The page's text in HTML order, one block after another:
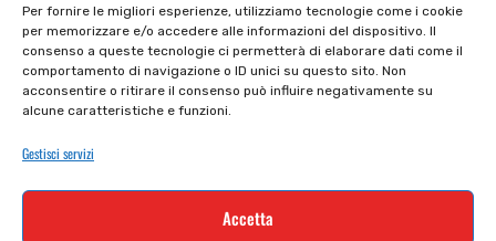
Per fornire le migliori esperienze, utilizziamo tecnologie come i cookie
per memorizzare e/o accedere alle informazioni del dispositivo. Il
consenso a queste tecnologie ci permetterà di elaborare dati come il
comportamento di navigazione o ID unici su questo sito. Non
acconsentire o ritirare il consenso può influire negativamente su
alcune caratteristiche e funzioni.
Gestisci servizi
Accetta
Privacy policy
Cookie policy
Tutti prodotti
Termini e condizioni